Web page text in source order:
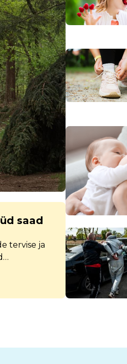
saad
tervise ja
koondatud